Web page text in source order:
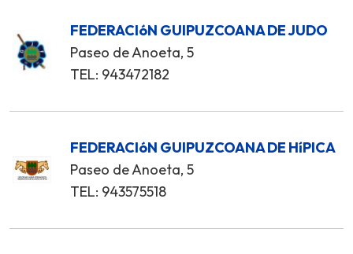
FEDERACIóN GUIPUZCOANA DE JUDO
Paseo de Anoeta, 5
TEL: 943472182
FEDERACIóN GUIPUZCOANA DE HíPICA
Paseo de Anoeta, 5
TEL: 943575518